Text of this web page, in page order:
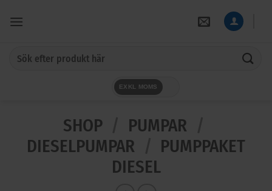
EXKL MOMS
SHOP PUMPAR
DIESELPUMPAR
PUMPPAKET
DIESEL